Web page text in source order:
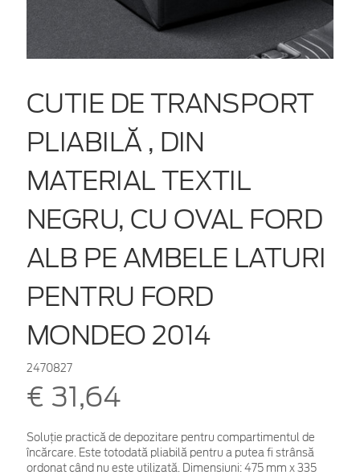
CUTIE DE TRANSPORT
PLIABILĂ , DIN
MATERIAL TEXTIL
NEGRU, CU OVAL FORD
ALB PE AMBELE LATURI
PENTRU FORD
MONDEO 2014
2470827
€ 31,64
Soluție practică de depozitare pentru compartimentul de
încărcare. Este totodată pliabilă pentru a putea fi strânsă
ordonat când nu este utilizată. Dimensiuni: 475 mm x 335